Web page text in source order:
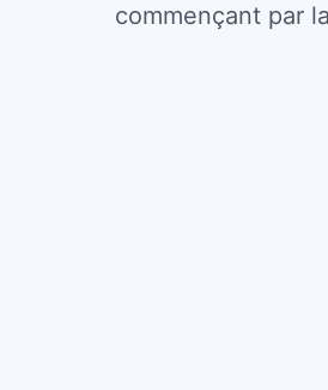
SeasonPass
commençant par